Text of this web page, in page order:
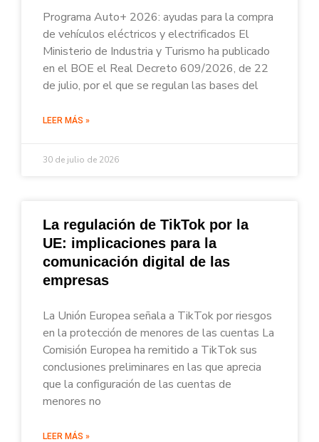
Programa Auto+ 2026: ayudas para la compra
de vehículos eléctricos y electrificados El
Ministerio de Industria y Turismo ha publicado
en el BOE el Real Decreto 609/2026, de 22
de julio, por el que se regulan las bases del
LEER MÁS »
30 de julio de 2026
La regulación de TikTok por la
UE: implicaciones para la
comunicación digital de las
empresas
La Unión Europea señala a TikTok por riesgos
en la protección de menores de las cuentas La
Comisión Europea ha remitido a TikTok sus
conclusiones preliminares en las que aprecia
que la configuración de las cuentas de
menores no
LEER MÁS »